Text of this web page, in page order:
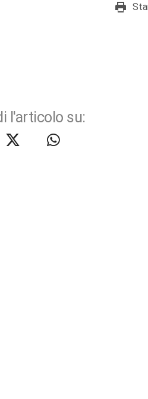
l'articolo su: